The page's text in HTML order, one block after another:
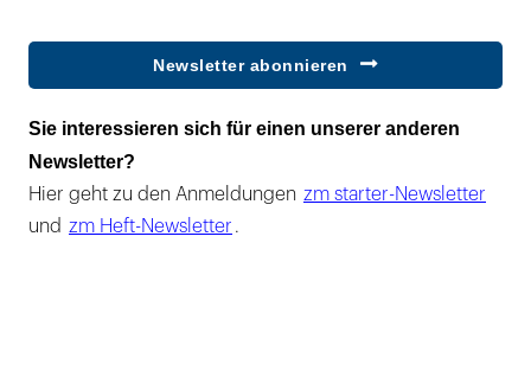
Newsletter abonnieren
Sie interessieren sich für einen unserer anderen
Newsletter?
Hier geht zu den Anmeldungen zm starter-Newsletter
und zm Heft-Newsletter .